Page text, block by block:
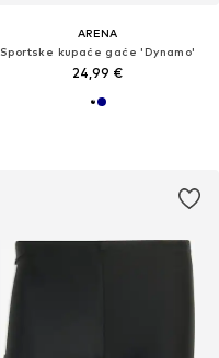
ARENA
Sportske kupaće gaće 'Dynamo'
24,99 €